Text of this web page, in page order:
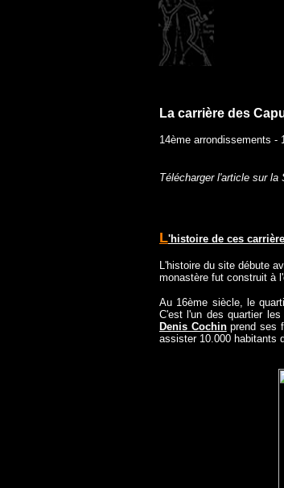
La carrière des
14ème arrondissements -
Télécharger l'article sur la
L'histoire de ces
L'histoire du site débute
monastère fut construit à
Au 16ème siècle, le
C'est l'un des quartier
Denis Cochinprend ses
assister 10.000 habitants